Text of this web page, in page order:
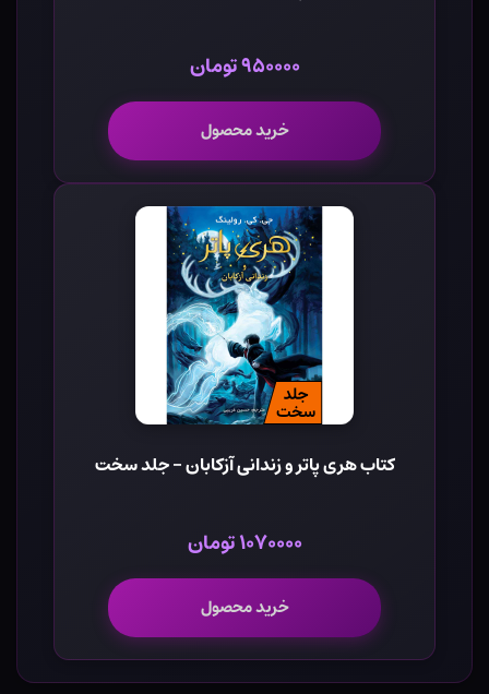
۹۵۰۰۰۰ تومان
خرید محصول
کتاب هری پاتر و زندانی آزکابان - جلد سخت
۱۰۷۰۰۰۰ تومان
خرید محصول